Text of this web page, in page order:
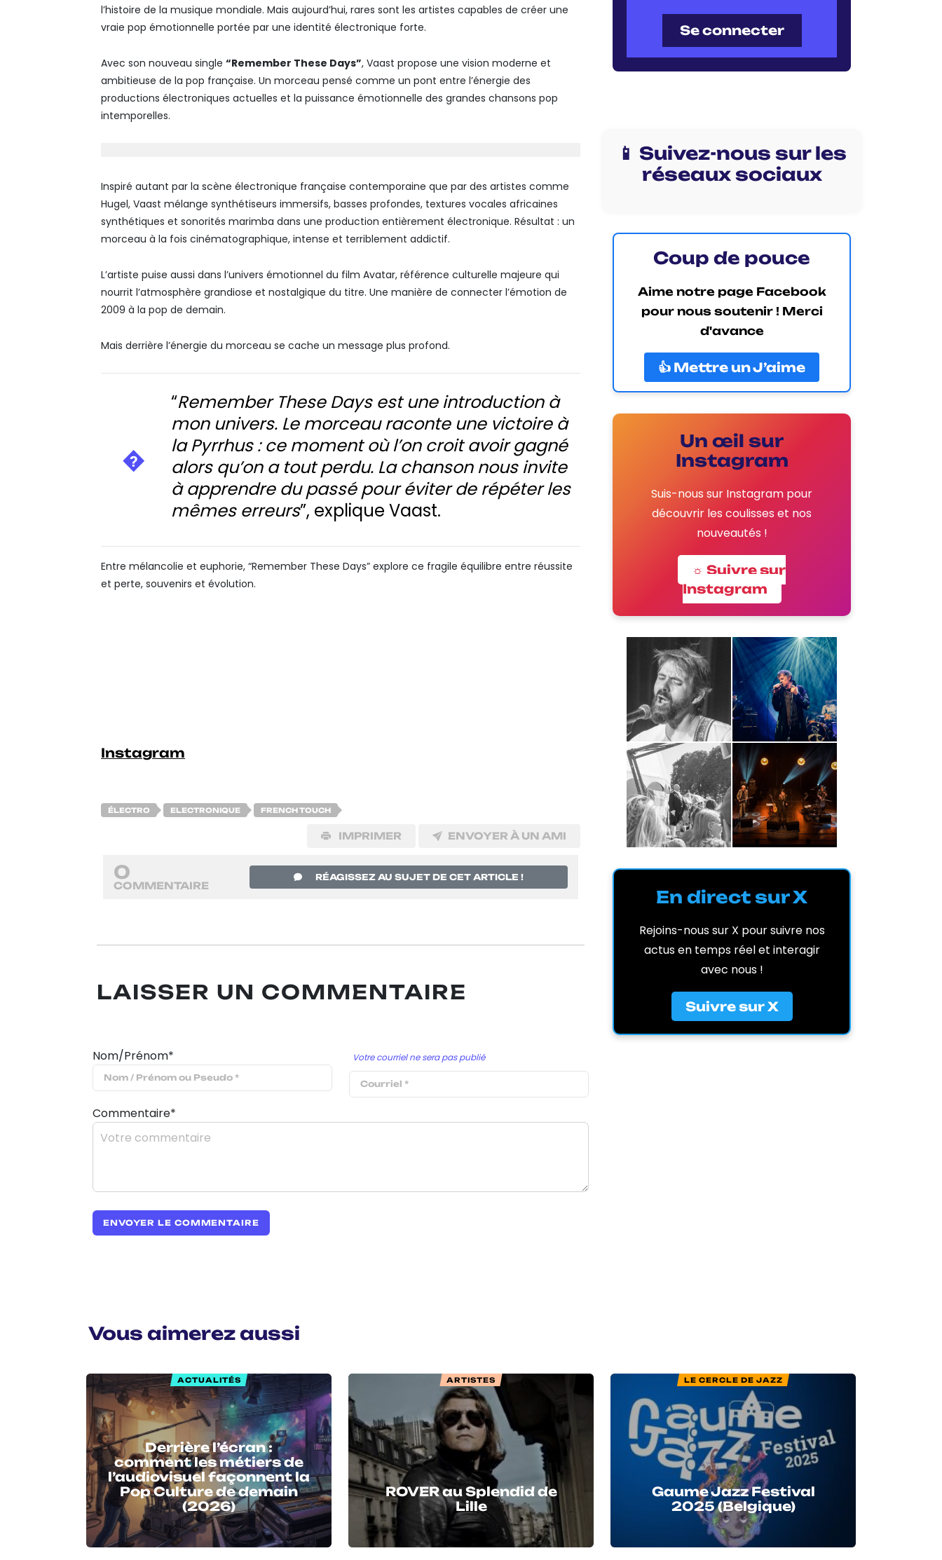
l’histoire de la musique mondiale. Mais aujourd’hui, rares sont les artistes capables de créer une
vraie pop émotionnelle portée par une identité électronique forte.
Avec son nouveau single “Remember These Days”, Vaast propose une vision moderne et
ambitieuse de la pop française. Un morceau pensé comme un pont entre l’énergie des
productions électroniques actuelles et la puissance émotionnelle des grandes chansons pop
intemporelles.
Inspiré autant par la scène électronique française contemporaine que par des artistes comme
Hugel, Vaast mélange synthétiseurs immersifs, basses profondes, textures vocales africaines
synthétiques et sonorités marimba dans une production entièrement électronique. Résultat : un
morceau à la fois cinématographique, intense et terriblement addictif.
L’artiste puise aussi dans l’univers émotionnel du film Avatar, référence culturelle majeure qui
nourrit l’atmosphère grandiose et nostalgique du titre. Une manière de connecter l’émotion de
2009 à la pop de demain.
Mais derrière l’énergie du morceau se cache un message plus profond.
“Remember These Days est une introduction à
mon univers. Le morceau raconte une victoire à
la Pyrrhus : ce moment où l’on croit avoir gagné
alors qu’on a tout perdu. La chanson nous invite
à apprendre du passé pour éviter de répéter les
mêmes erreurs”, explique Vaast.
Entre mélancolie et euphorie, “Remember These Days” explore ce fragile équilibre entre réussite
et perte, souvenirs et évolution.
Instagram
ÉLECTRO ELECTRONIQUE FRENCH TOUCH
IMPRIMER ENVOYER À UN AMI
0
COMMENTAIRE
RÉAGISSEZ AU SUJET DE CET ARTICLE !
LAISSER UN COMMENTAIRE
Nom/Prénom* Votre courriel ne sera pas publié
Commentaire*
Se connecter
📱 Suivez-nous sur les
réseaux sociaux
Coup de pouce
Aime notre page Facebook
pour nous soutenir ! Merci
d'avance
👍 Mettre un J’aime
Un œil sur
Instagram
Suis-nous sur Instagram pour
découvrir les coulisses et nos
nouveautés !
☼ Suivre sur
Instagram
En direct sur X
Rejoins-nous sur X pour suivre nos
actus en temps réel et interagir
avec nous !
Suivre sur X
Vous aimerez aussi
ACTUALITÉS
Derrière l’écran :
comment les métiers de
l’audiovisuel façonnent la
Pop Culture de demain
(2026)
ARTISTES
ROVER au Splendid de
Lille
LE CERCLE DE JAZZ
Gaume Jazz Festival
2025 (Belgique)